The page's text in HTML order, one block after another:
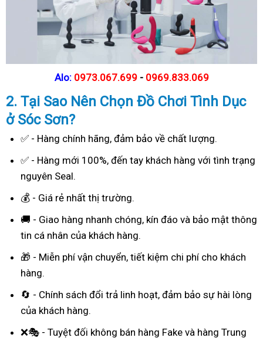
Alo: 0973.067.699 - 0969.833.069
2. Tại SaoNên Chọn Đồ Chơi Tình Dục
ở Sóc Sơn?
✅ - Hàng chính hãng, đảm bảo về chất lượng.
✅ - Hàng mới 100%, đến tay khách hàng với tình trạng
nguyên Seal.
💰 - Giá rẻ nhất thị trường.
🚚 - Giao hàng nhanh chóng, kín đáo và bảo mật thông
tin cá nhân của khách hàng.
🎁 - Miễn phí vận chuyển, tiết kiệm chi phí cho khách
hàng.
🔄 - Chính sách đổi trả linh hoạt, đảm bảo sự hài lòng
của khách hàng.
❌🎭 - Tuyệt đối không bán hàng Fake và hàng Trung